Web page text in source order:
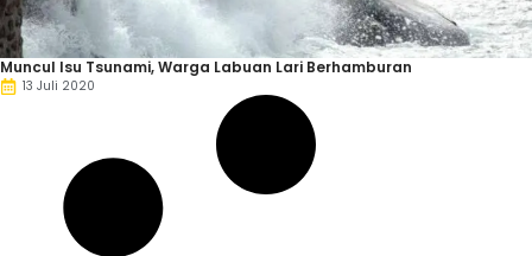
Muncul Isu Tsunami, Warga Labuan Lari Berhamburan
13 Juli 2020